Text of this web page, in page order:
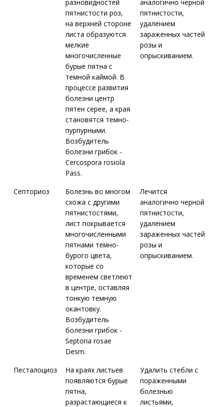
разновидностей
пятнистости роз,
на верхней стороне
листа образуются
мелкие
многочисленные
бурые пятна с
темной каймой. В
процессе развития
болезни центр
пятен серее, а края
становятся темно-
пурпурными.
Возбудитель
болезни грибок -
Cercospora rosiola
Pass.
аналогично черной
пятнистости,
удалением
зараженных частей
розы и
опрыскиванием.
Септориоз
Болезнь во многом
схожа с другими
пятнистостями,
лист покрывается
многочисленными
пятнами темно-
бурого цвета,
которые со
временем светлеют
в центре, оставляя
тонкую темную
окантовку.
Возбудитель
болезни грибок -
Septoria rosae
Desm.
Лечится
аналогично черной
пятнистости,
удалением
зараженных частей
розы и
опрыскиванием.
Песталоциоз
На краях листьев
появляются бурые
пятна,
разрастающиеся к
Удалить стебли с
пораженными
болезнью
листьями,